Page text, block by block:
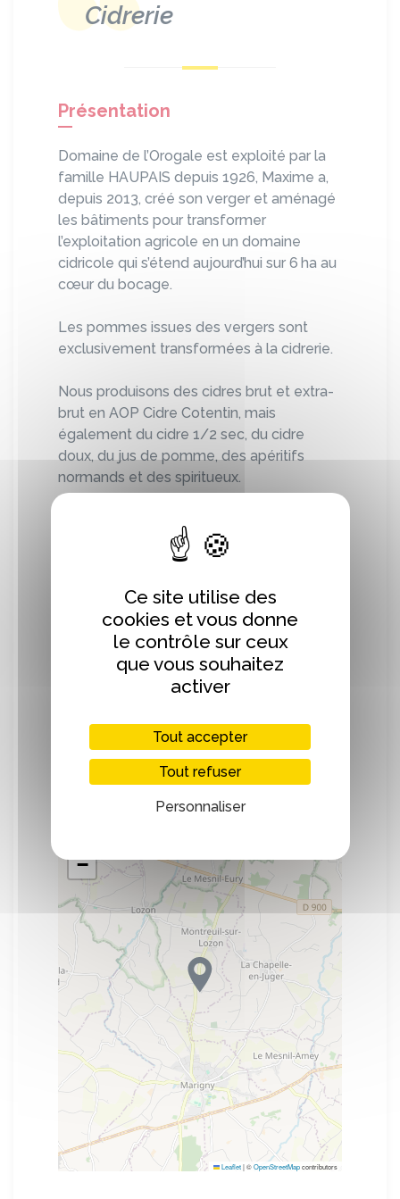
Cidrerie
Présentation
Domaine de l’Orogale est exploité par la
famille HAUPAIS depuis 1926, Maxime a,
depuis 2013, créé son verger et aménagé
les bâtiments pour transformer
l’exploitation agricole en un domaine
cidricole qui s’étend aujourd’hui sur 6 ha au
cœur du bocage.
Les pommes issues des vergers sont
exclusivement transformées à la cidrerie.
Nous produisons des cidres brut et extra-
brut en AOP Cidre Cotentin, mais
également du cidre 1/2 sec, du cidre
doux, du jus de pomme, des apéritifs
normands et des spiritueux.
sulfites, ils ne sont ni pasteurisés, ni
gazéifiés, la prise de mousse se fait
Les vergers fournissent des variétés
locales utilisées pour l’élaboration des
cidres, jus de pomme, apéritifs et
Localisation
−
Leaflet|©OpenStreetMapcontributors
Ce site utilise des
cookies et vous donne
le contrôle sur ceux
que vous souhaitez
activer
Tout accepter
Tout refuser
Personnaliser